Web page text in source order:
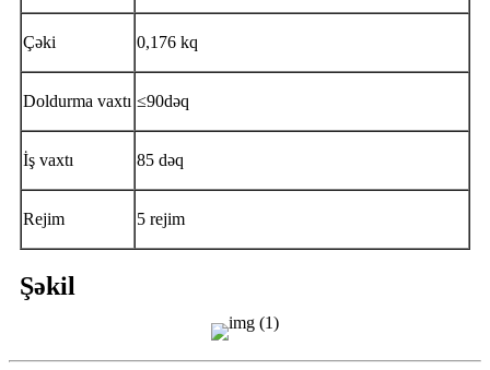
Çəki 0,176 kq
Doldurma vaxtı ≤90dəq
İş vaxtı 85 dəq
Rejim 5 rejim
Şəkil